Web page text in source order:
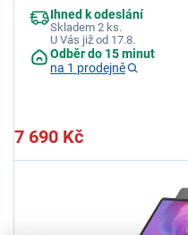
Ihned k odeslání
Skladem 2 ks.
U Vás již od 17.8.
Odběr do 15 minut
na 1 prodejně
7 690 Kč